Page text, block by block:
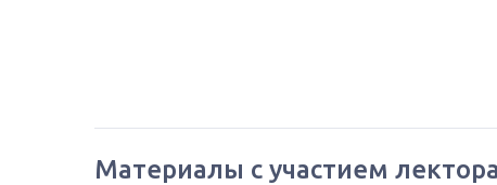
Материалы с участием лектора